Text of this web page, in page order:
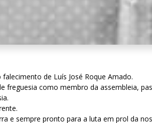
de Luís José Roque Amado.
freguesia como membro da assembleia,
e sempre pronto para a luta em prol da